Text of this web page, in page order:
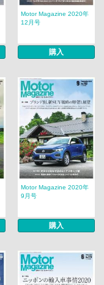
Motor Magazine 2020年
12月号
購入
Motor Magazine 2020年
9月号
購入